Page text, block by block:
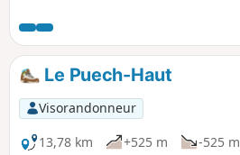
voir la Méditerranée, et même les
Pyrénées, par beau temps.Le circuit
emprunte parfois des chemins non
balisés. Un nombre important de
croisements de petits sentiers justifie
l'utilisation d'un GPS.
Le Puech-Haut
Visorandonneur
13,78 km
+525 m -525 m